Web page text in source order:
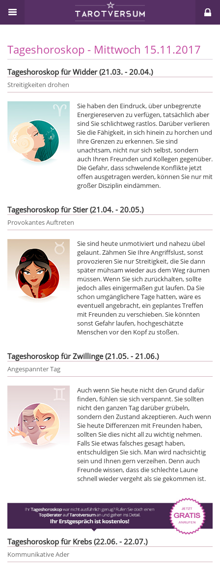
Tageshoroskop - Mittwoch 15.11.2017
Tageshoroskop für Widder (21.03. - 20.04.)
Streitigkeiten drohen
Sie haben den Eindruck, über unbegrenzte
Energiereserven zu verfügen, tatsächlich aber
sind Sie schlichtweg rastlos. Darüber verlieren
Sie die Fähigkeit, in sich hinein zu horchen und
Ihre Grenzen zu erkennen. Sie sind
unachtsam, nicht nur sich selbst, sondern
auch Ihren Freunden und Kollegen gegenüber.
Die Gefahr, dass schwelende Konflikte jetzt
offen ausgetragen werden, können Sie nur mit
großer Disziplin eindämmen.
Tageshoroskop für Stier (21.04. - 20.05.)
Provokantes Auftreten
Sie sind heute unmotiviert und nahezu übel
gelaunt. Zähmen Sie Ihre Angriffslust, sonst
provozieren Sie nur Streitigkeit, die Sie dann
später mühsam wieder aus dem Weg räumen
müssen. Wenn Sie sich zurückhalten, sollte
jedoch alles einigermaßen gut laufen. Da Sie
schon umgänglichere Tage hatten, wäre es
eventuell angebracht, ein geplantes Treffen
mit Freunden zu verschieben. Sie könnten
sonst Gefahr laufen, hochgeschätzte
Menschen vor den Kopf zu stoßen.
Tageshoroskop für Zwillinge (21.05. - 21.06.)
Angespannter Tag
Auch wenn Sie heute nicht den Grund dafür
finden, fühlen sie sich verspannt. Sie sollten
nicht den ganzen Tag darüber grübeln,
sondern den Zustand akzeptieren. Auch wenn
Sie heute Differenzen mit Freunden haben,
sollten Sie dies nicht all zu wichtig nehmen.
Falls Sie etwas falsches gesagt haben,
entschuldigen Sie sich. Man wird nachsichtig
sein und Ihnen gern verzeihen. Denn auch
Freunde wissen, dass die schlechte Laune
schnell wieder vergeht als sie gekommen ist.
Tageshoroskop für Krebs (22.06. - 22.07.)
Kommunikative Ader